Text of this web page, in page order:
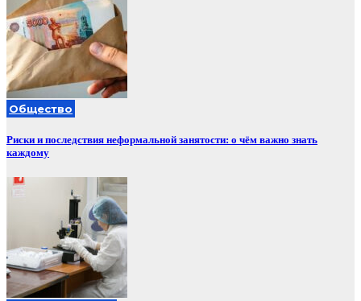
Общество
Риски и последствия неформальной занятости: о чём важно знать
каждому